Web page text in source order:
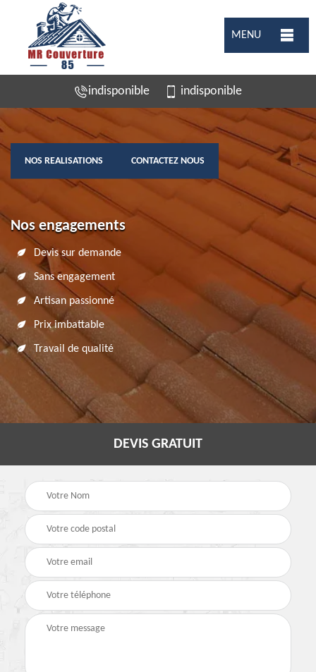
MENU
indisponible indisponible
NOS REALISATIONS CONTACTEZ NOUS
Nos engagements
Devis sur demande
Sans engagement
Artisan passionné
Prix imbattable
Travail de qualité
DEVIS GRATUIT